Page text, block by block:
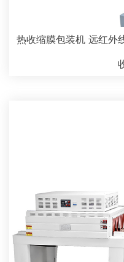
热收缩膜包装机 远红外